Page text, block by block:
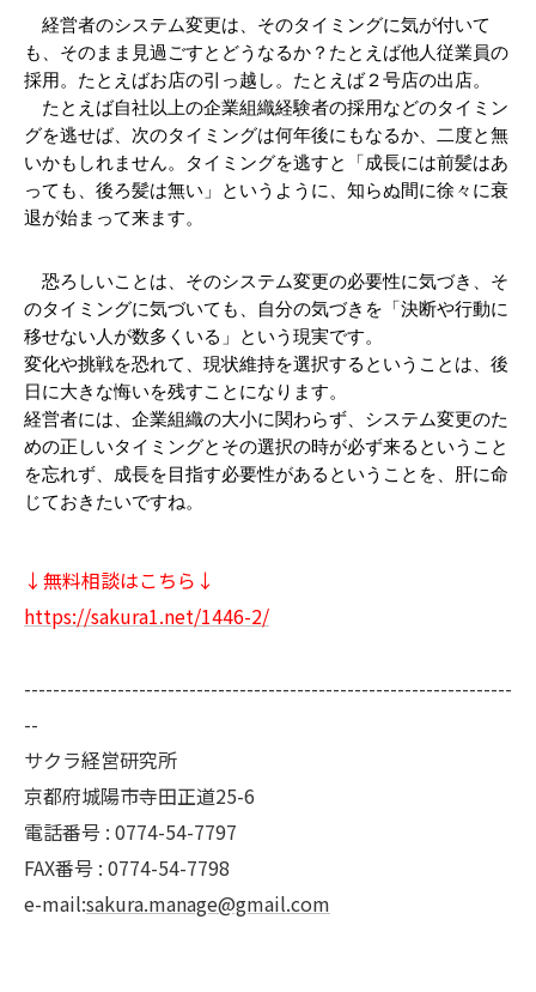
経営者のシステム変更は、そのタイミングに気が付いて
も、そのまま見過ごすとどうなるか？たとえば他人従業員の
採用。たとえばお店の引っ越し。たとえば２号店の出店。
たとえば自社以上の企業組織経験者の採用などのタイミン
グを逃せば、次のタイミングは何年後にもなるか、二度と無
いかもしれません。タイミングを逃すと「成長には前髪はあ
っても、後ろ髪は無い」というように、知らぬ間に徐々に衰
退が始まって来ます。
恐ろしいことは、そのシステム変更の必要性に気づき、そ
のタイミングに気づいても、自分の気づきを「決断や行動に
移せない人が数多くいる」という現実です。
変化や挑戦を恐れて、現状維持を選択するということは、後
日に大きな悔いを残すことになります。
経営者には、企業組織の大小に関わらず、システム変更のた
めの正しいタイミングとその選択の時が必ず来るということ
を忘れず、成長を目指す必要性があるということを、肝に命
じておきたいですね。
↓無料相談はこちら↓
https://sakura1.net/1446-2/
--------------------------------------------------------------------
--
サクラ経営研究所
京都府城陽市寺田正道25-6
電話番号 : 0774-54-7797
FAX番号 : 0774-54-7798
e-mail:sakura.manage@gmail.com